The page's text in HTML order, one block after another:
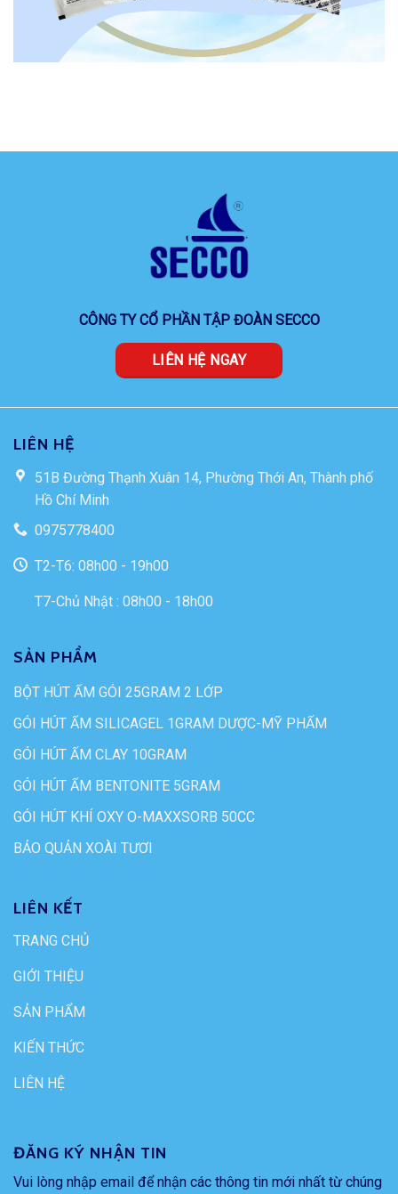
CÔNG TY CỔ PHẦN TẬP ĐOÀN SECCO
LIÊN HỆ NGAY
LIÊN HỆ
51B Đường Thạnh Xuân 14, Phường Thới An, Thành phố
Hồ Chí Minh
0975778400
T2-T6: 08h00 - 19h00
T7-Chủ Nhật : 08h00 - 18h00
SẢN PHẨM
BỘT HÚT ẨM GÓI 25GRAM 2 LỚP
GÓI HÚT ẨM SILICAGEL 1GRAM DƯỢC-MỸ PHẨM
GÓI HÚT ẨM CLAY 10GRAM
GÓI HÚT ẨM BENTONITE 5GRAM
GÓI HÚT KHÍ OXY O-MAXXSORB 50CC
BẢO QUẢN XOÀI TƯƠI
LIÊN KẾT
TRANG CHỦ
GIỚI THIỆU
SẢN PHẨM
KIẾN THỨC
LIÊN HỆ
ĐĂNG KÝ NHẬN TIN
Vui lòng nhập email để nhận các thông tin mới nhất từ chúng